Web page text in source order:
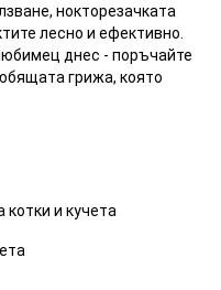
нокторезачката
лесно и ефективно.
днес - поръчайте
грижа, която
котки и кучета